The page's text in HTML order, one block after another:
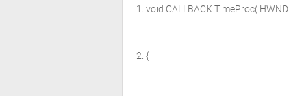
void CALLBACK TimeProc( HWND
{